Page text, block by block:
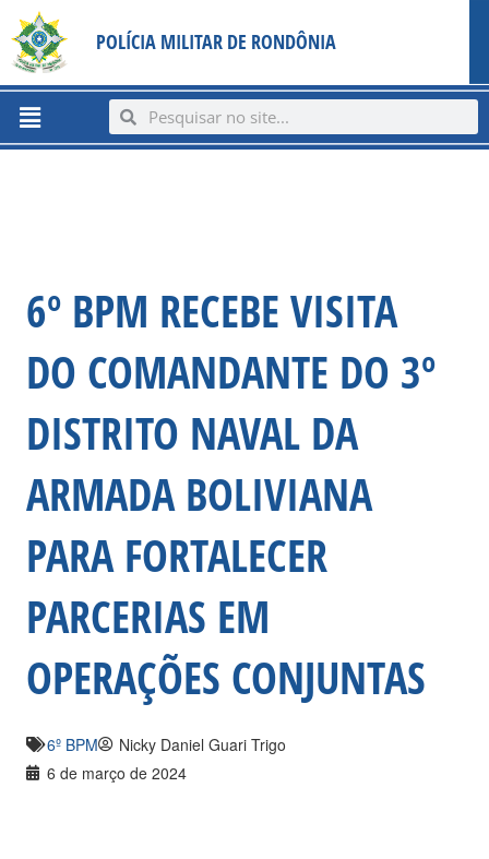
content
para
conteúdo
POLÍCIA MILITAR DE RONDÔNIA
Menu SearchSearch
6º BPM RECEBE VISITA
DO COMANDANTE DO 3º
DISTRITO NAVAL DA
ARMADA BOLIVIANA
PARA FORTALECER
PARCERIAS EM
OPERAÇÕES CONJUNTAS
6º BPM
Nicky Daniel Guari Trigo
6 de março de 2024